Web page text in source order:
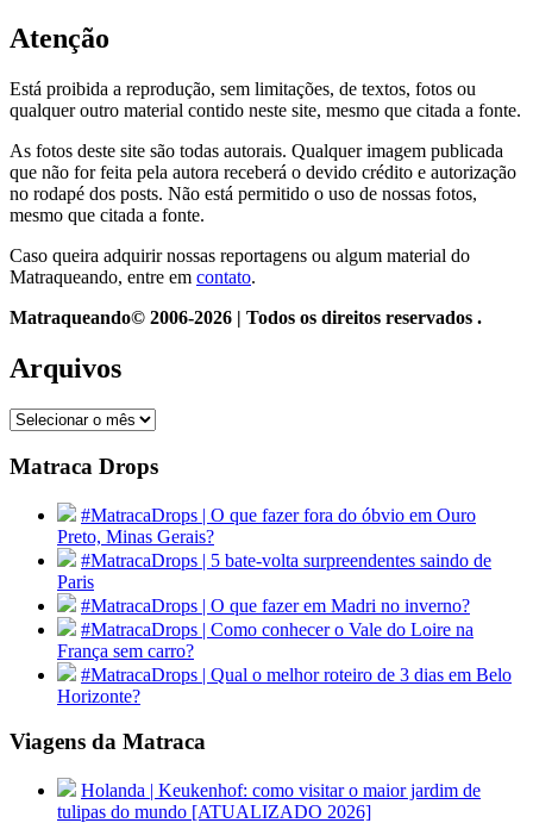
Atenção
Está proibida a reprodução, sem limitações, de textos, fotos ou
qualquer outro material contido neste site, mesmo que citada a fonte.
As fotos deste site são todas autorais. Qualquer imagem publicada
que não for feita pela autora receberá o devido crédito e autorização
no rodapé dos posts. Não está permitido o uso de nossas fotos,
mesmo que citada a fonte.
Caso queira adquirir nossas reportagens ou algum material do
Matraqueando, entre em contato.
Matraqueando© 2006-2026 | Todos os direitos reservados .
Arquivos
Arquivos
Matraca Drops
#MatracaDrops | O que fazer fora do óbvio em Ouro
Preto, Minas Gerais?
#MatracaDrops | 5 bate-volta surpreendentes saindo de
Paris
#MatracaDrops | O que fazer em Madri no inverno?
#MatracaDrops | Como conhecer o Vale do Loire na
França sem carro?
#MatracaDrops | Qual o melhor roteiro de 3 dias em Belo
Horizonte?
Viagens da Matraca
Holanda | Keukenhof: como visitar o maior jardim de
tulipas do mundo [ATUALIZADO 2026]